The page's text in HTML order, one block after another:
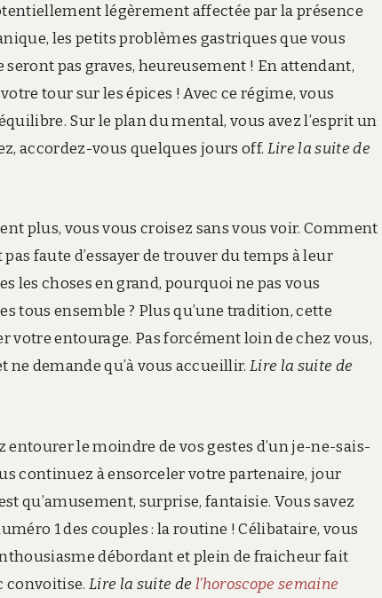
légèrement affectée par la présence
les petits problèmes gastriques que vous
pas graves, heureusement ! En attendant,
tour sur les épices ! Avec ce régime, vous
Sur le plan du mental, vous avez l’esprit un
accordez-vous quelques jours off. Lire la suite de
plus, vous vous croisez sans vous voir. Comment
faute d’essayer de trouver du temps à leur
les choses en grand, pourquoi ne pas vous
tous ensemble ? Plus qu’une tradition, cette
entourage. Pas forcément loin de chez vous,
ne demande qu’à vous accueillir. Lire la suite de
le moindre de vos gestes d’un je-ne-sais-
continuez à ensorceler votre partenaire, jour
qu’amusement, surprise, fantaisie. Vous savez
1 des couples : la routine ! Célibataire, vous
débordant et plein de fraicheur fait
convoitise.Lire la suite de l’horoscope semaine